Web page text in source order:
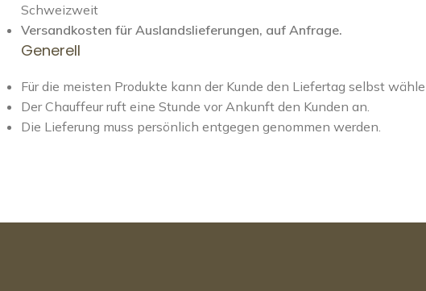
Schweizweit
Versandkosten für Auslandslieferungen, auf Anfrage.
Generell
Für die meisten Produkte kann der Kunde den Liefertag selbst
Der Chauffeur ruft eine Stunde vor Ankunft den Kunden an.
Die Lieferung muss persönlich entgegen genommen werden.